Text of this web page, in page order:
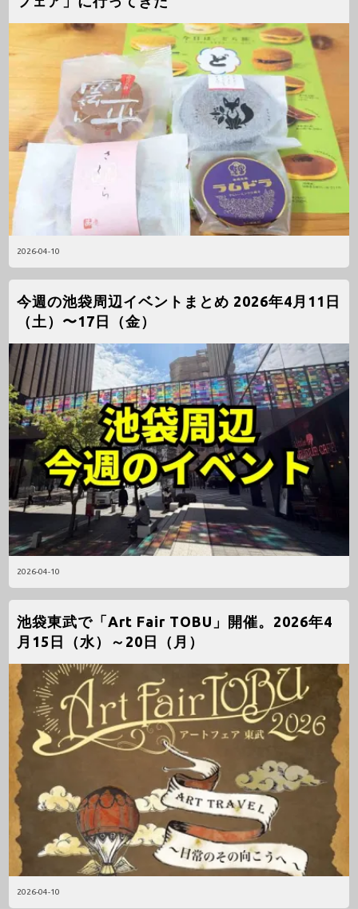
2026-04-10
2026-04-10
今週の池袋周辺イベントまとめ 2026年4月11日
（土）〜17日（金）
2026-04-10
池袋東武で「Art Fair TOBU」開催。2026年4
月15日（水）～20日（月）